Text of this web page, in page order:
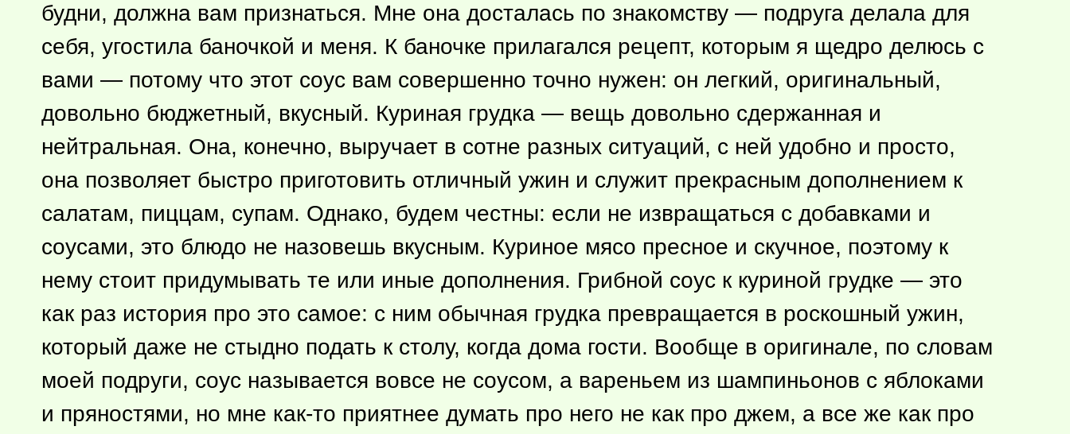
будни, должна вам признаться. Мне она досталась по знакомству — подруга делала для
себя, угостила баночкой и меня. К баночке прилагался рецепт, которым я щедро делюсь с
вами — потому что этот соус вам совершенно точно нужен: он легкий, оригинальный,
довольно бюджетный, вкусный. Куриная грудка — вещь довольно сдержанная и
нейтральная. Она, конечно, выручает в сотне разных ситуаций, с ней удобно и просто,
она позволяет быстро приготовить отличный ужин и служит прекрасным дополнением к
салатам, пиццам, супам. Однако, будем честны: если не извращаться с добавками и
соусами, это блюдо не назовешь вкусным. Куриное мясо пресное и скучное, поэтому к
нему стоит придумывать те или иные дополнения. Грибной соус к куриной грудке — это
как раз история про это самое: с ним обычная грудка превращается в роскошный ужин,
который даже не стыдно подать к столу, когда дома гости. Вообще в оригинале, по словам
моей подруги, соус называется вовсе не соусом, а вареньем из шампиньонов с яблоками
и пряностями, но мне как-то приятнее думать про него не как про джем, а все же как про